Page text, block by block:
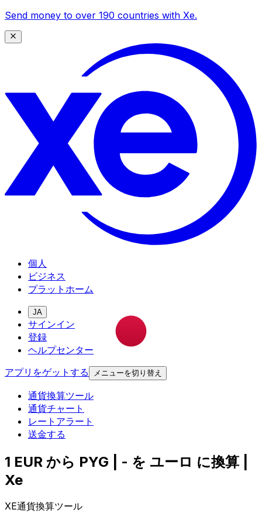
Send money to over 190 countries with Xe.
個人
ビジネス
プラットホーム
JA
サインイン
登録
ヘルプセンター
アプリをゲットする
メニューを切り替え
通貨換算ツール
通貨チャート
レートアラート
送金する
1 EUR から PYG | - を ユーロ に換算 |
Xe
XE通貨換算ツール